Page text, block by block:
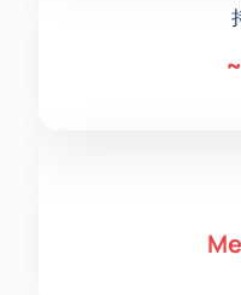
~